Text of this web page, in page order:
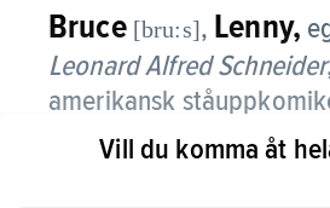
Bruce [bru:s], Lenny,
Leonard Alfred Schneider
amerikansk
Lenny Bruce utvecklade
Vill du komma åt